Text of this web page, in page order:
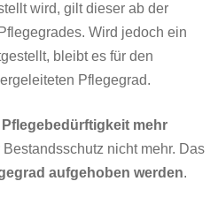
wird, gilt dieser ab der
Wird jedoch ein
bleibt es für den
Pflegegrad.
mehr
nicht mehr. Das
aufgehoben werden.